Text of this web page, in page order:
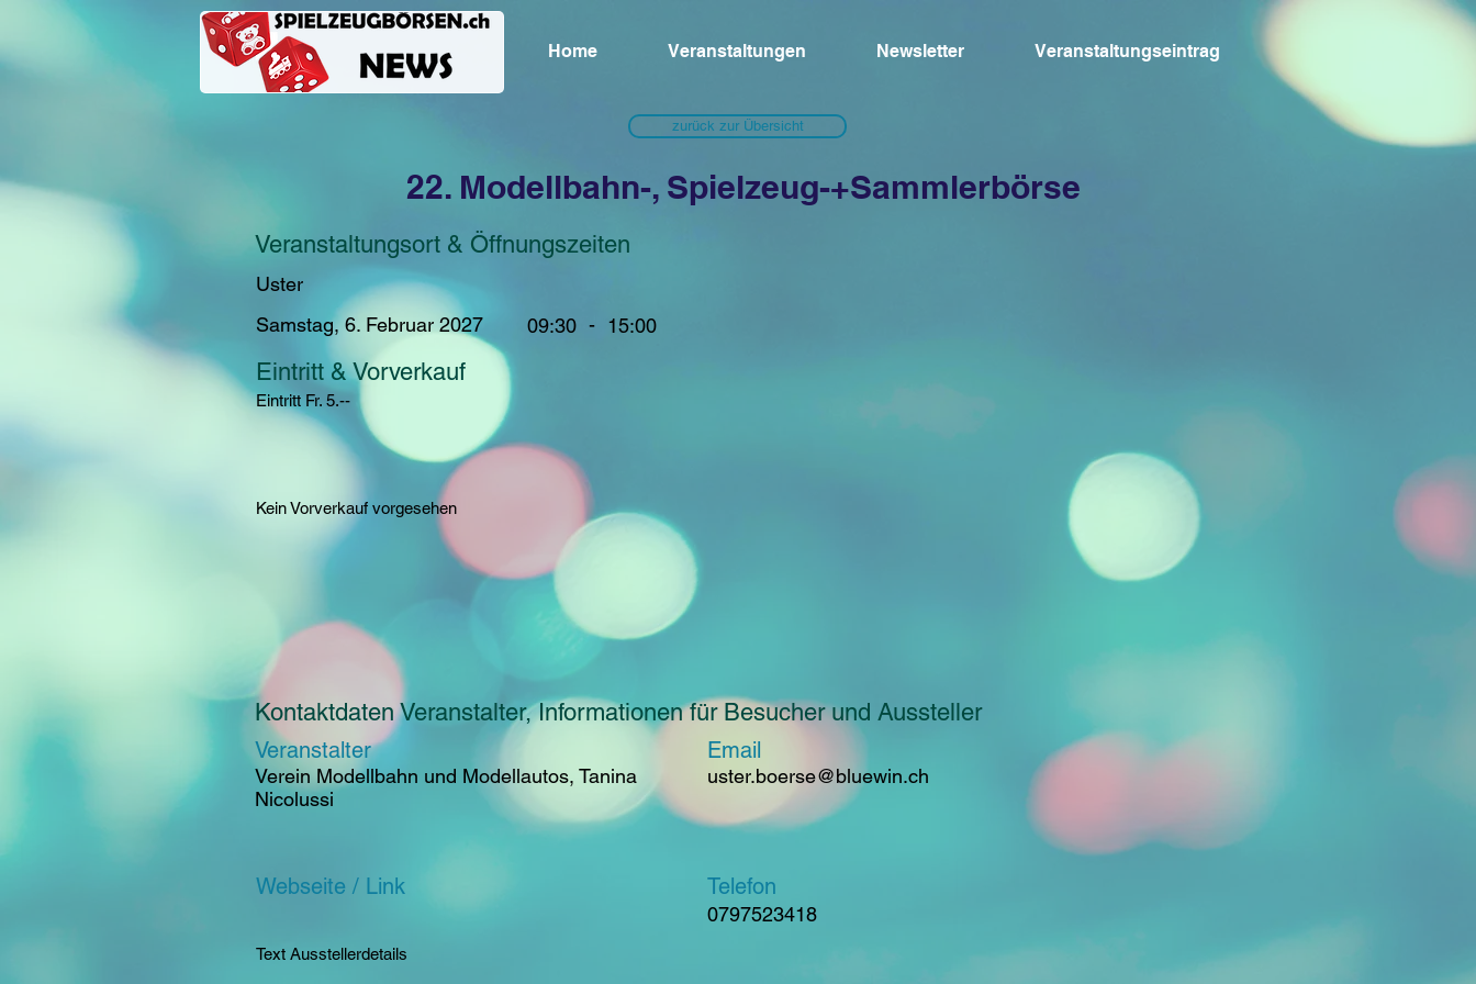
Home Veranstaltungen Newsletter Veranstaltungseintrag
zurück zur Übersicht
22. Modellbahn-, Spielzeug-+Sammlerbörse
Veranstaltungsort & Öffnungszeiten
Uster
Samstag, 6. Februar 2027
-
Eintritt & Vorverkauf
Eintritt Fr. 5.--
Kein Vorverkauf vorgesehen
Kontaktdaten Veranstalter, Informationen für Besucher und Aussteller
Veranstalter
Verein Modellbahn und Modellautos, Tanina
Nicolussi
Email
uster.boerse@bluewin.ch
Webseite / Link Telefon
0797523418
Text Ausstellerdetails